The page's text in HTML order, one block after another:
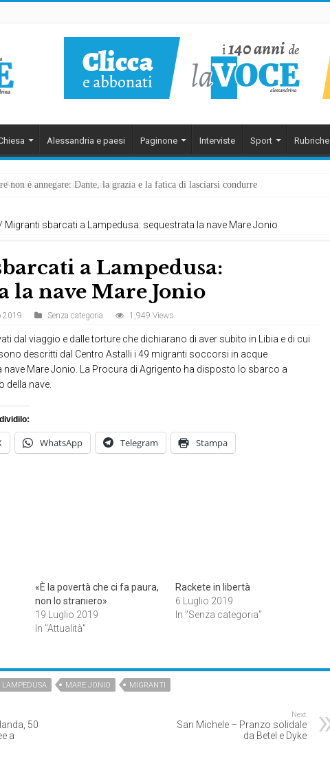
Alessandria e paesi Paginone Interviste Sport Rubriche
non è annegare: Dante, la grazia e la fatica di lasciarsi condurre
/ Migranti sbarcati a Lampedusa: sequestrata la nave Mare Jonio
a Lampedusa:
la nave Mare Jonio
2019 Senza categoria 1,949 Views
dal viaggio e dalle torture che dichiarano di aver subito in Libia e di cui
descritti dal Centro Astalli i 49 migranti soccorsi in acque
nave Mare Jonio. La Procura di Agrigento ha disposto lo sbarco a
della nave.
WhatsApp Telegram Stampa
«È la povertà che ci fa paura,
non lo straniero»
19 Luglio 2019
In "Attualità"
Rackete in libertà
6 Luglio 2019
In "Senza categoria"
LAMPEDUSA MARE JONIO MIGRANTI
50
a
Next
San Michele – Pranzo solidale
da Betel e Dyke